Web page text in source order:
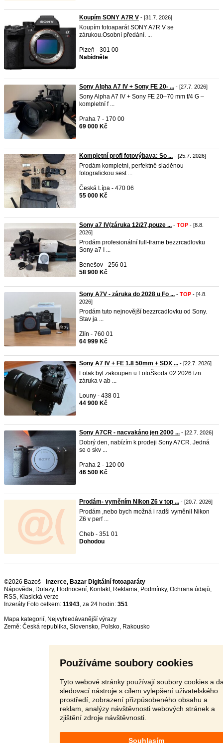
Používáme soubory cookies
Tyto webové stránky používají soubory cookies a
sledovací nástroje s cílem vylepšení uživatelského
prostředí, zobrazení přizpůsobeného obsahu a
reklam, analýzy návštěvnosti webových stránek a
zjištění zdroje návštěvnosti.
Souhlasím
Koupím SONY A7R V - [31.7. 2026]
Koupím fotoaparát SONY A7R V se
zárukou.Osobní předání. ...
Plzeň - 301 00
Nabídněte
Sony Alpha A7 IV + Sony FE 20- ... - [27.7. 2026]
Sony Alpha A7 IV + Sony FE 20–70 mm f/4 G –
kompletní f ...
Praha 7 - 170 00
69 000 Kč
Kompletní profi fotovýbava: So ... - [25.7. 2026]
Prodám kompletní, perfektně sladěnou
fotografickou sest ...
Česká Lípa - 470 06
55 000 Kč
Sony a7 IV(záruka 12/27,pouze ... - TOP - [8.8.
2026]
Prodám profesionální full-frame bezzrcadlovku
Sony a7 I ...
Benešov - 256 01
58 900 Kč
Sony A7V - záruka do 2028 u Fo ... - TOP - [4.8.
2026]
Prodám tuto nejnovější bezzrcadlovku od Sony.
Stav ja ...
Zlín - 760 01
64 999 Kč
Sony A7 IV + FE 1.8 50mm + SDX ... - [22.7. 2026]
Fotak byl zakoupen u FotoŠkoda 02 2026 tzn.
záruka v ab ...
Louny - 438 01
44 900 Kč
Sony A7CR - nacvakáno jen 2000 ... - [22.7. 2026]
Dobrý den, nabízím k prodeji Sony A7CR. Jedná
se o skv ...
Praha 2 - 120 00
46 500 Kč
Prodám- vyměním Nikon Z6 v top ... - [20.7. 2026]
Prodám ,nebo bych možná i radši vyměnil Nikon
Z6 v perf ...
Cheb - 351 01
Dohodou
©2026 Bazoš - Inzerce, Bazar Digitální fotoaparáty
Nápověda, Dotazy, Hodnocení, Kontakt, Reklama, Podmínky, Ochrana údajů,
RSS,
Inzeráty Foto celkem: 11943, za 24 hodin: 351
Mapa kategorií, Nejvyhledávanější výrazy
Země: Česká republika, Slovensko, Polsko, Rakousko